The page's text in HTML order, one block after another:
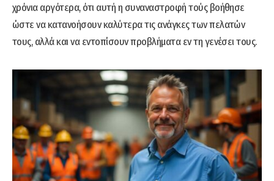
χρόνια αργότερα, ότι αυτή η συναναστροφή τούς βοήθησε
ώστε να κατανοήσουν καλύτερα τις ανάγκες των πελατών
τους, αλλά και να εντοπίσουν προβλήματα εν τη γενέσει τους.